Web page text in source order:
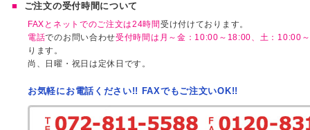
ご注文の受付時間について
FAXとネットでのご注文は24時間受け付けております。
電話でのお問い合わせ受付時間は月～金：10:00～18:00、土：10:00
ります。
尚、日曜・祝日は定休日です。
お気軽にお電話ください!! FAXでもご注文いOK!!